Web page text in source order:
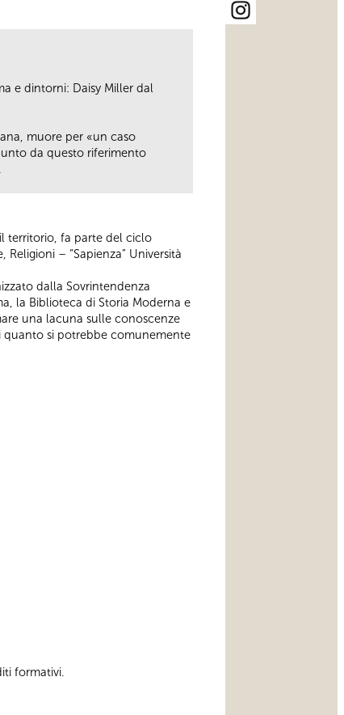
e dintorni: Daisy Miller dal
muore per «un caso
da questo riferimento
territorio, fa parte del ciclo
– “Sapienza” Università
dalla Sovrintendenza
la Biblioteca di Storia Moderna e
una lacuna sulle conoscenze
quanto si potrebbe comunemente
formativi.